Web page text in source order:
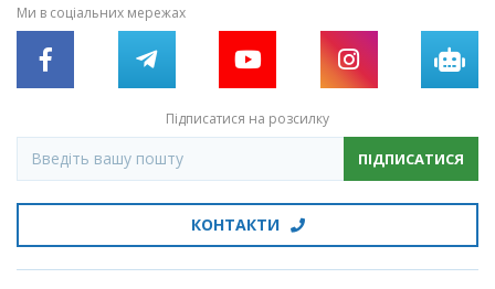
Ми в соціальних мережах
Підписатися на розсилку
ПІДПИСАТИСЯ
КОНТАКТИ